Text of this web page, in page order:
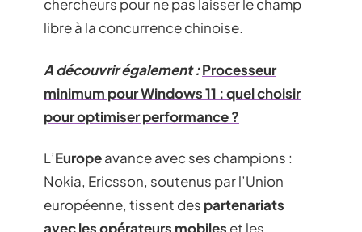
chercheurs pour ne pas laisser le champ
libre à la concurrence chinoise.
A découvrir également :Processeur
minimum pour Windows 11 : quel choisir
pour optimiser performance ?
L’Europeavance avec ses champions :
Nokia, Ericsson, soutenus par l’Union
européenne, tissent des partenariats
avec les opérateurs mobiles et les